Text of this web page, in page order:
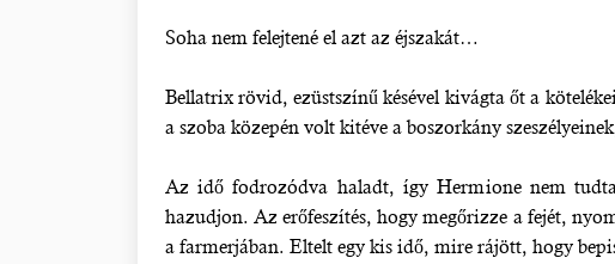
Soha nem felejtené el azt az éjszakát…
Bellatrix rövid, ezüstszínű késével kivágta őt a
a szoba közepén volt kitéve a boszorkány
Az idő fodrozódva haladt, így Hermione nem
hazudjon. Az erőfeszítés, hogy megőrizze a fejét,
a farmerjában. Eltelt egy kis idő, mire rájött, hogy